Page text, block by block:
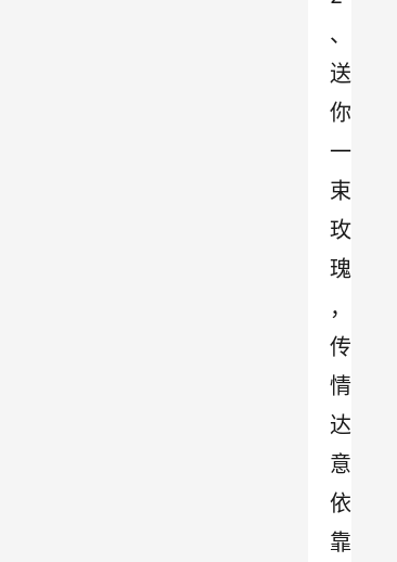
、
送
你
一
束
玫
瑰
，
传
情
达
意
依
靠